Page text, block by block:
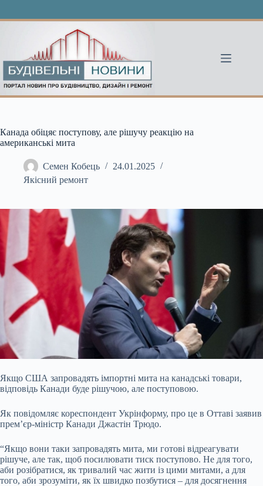
Канада обіцяє поступову, але рішучу реакцію на
американські мита
Семен Кобець
24.01.2025
Якісний ремонт
Якщо США запровадять імпортні мита на канадські товари,
відповідь Канади буде рішучою, але поступовою.
Як повідомляє кореспондент Укрінформу, про це в Оттаві заявив
премʼєр-міністр Канади Джастін Трюдо.
“Якщо вони таки запровадять мита, ми готові відреагувати
рішуче, але так, щоб посилювати тиск поступово. Не для того,
аби розібратися, як тривалий час жити із цими митами, а для
того, аби зрозуміти, як їх швидко позбутися – для досягнення